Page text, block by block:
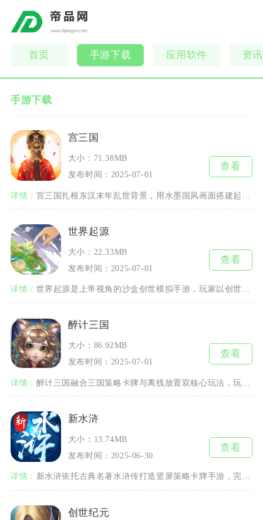
首页 手游下载 应用软件 资
手游下载
宫三国
大小：71.38MB
发布时间：2025-07-01
查看
详情： 宫三国扎根东汉末年乱世背景，用水墨国风画面搭建起兼具放置挂机与策略卡牌双重属性的三国世界。
世界起源
大小：22.33MB
发布时间：2025-07-01
查看
详情： 世界起源是上帝视角的沙盒创世模拟手游，玩家以创世者身份投放人类、兽人、熊猫人、人鱼四个初始
醉计三国
大小：86.92MB
发布时间：2025-07-01
查看
详情： 醉计三国融合三国策略卡牌与离线放置双核心玩法，玩家化身乱世主公，依靠计策博弈、武将搭配推进
新水浒
大小：13.74MB
发布时间：2025-06-30
查看
详情： 新水浒依托古典名著水浒传打造竖屏策略卡牌手游，完整收录天罡地煞一百单八位好汉，以梁山聚义为
创世纪元